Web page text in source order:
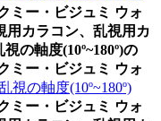
ミー・ビジュミ ウォ
用カラコン、乱視用カ
の軸度(10º~180º)の
ミー・ビジュミ ウォ
視の軸度(10º~180º)
ミー・ビジュミ ウォ